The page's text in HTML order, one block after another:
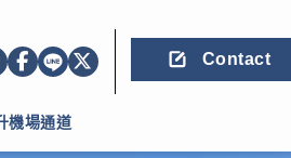
Contact
機場通道